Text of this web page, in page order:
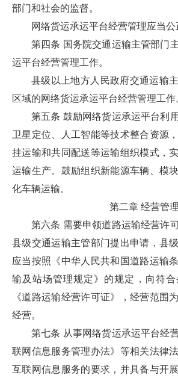
部门和社会的监督。
网络货运承运平台经营管理应当公
第四条 国务院交通运输主管部门
运平台经营管理工作。
县级以上地方人民政府交通运输
区域的网络货运承运平台经营管理工作
第五条 鼓励网络货运承运平台利
卫星定位、人工智能等技术整合资源
挂运输和共同配送等运输组织模式，
运输生产。鼓励组织新能源车辆、模
化车辆运输。
第二章 经营管理
第六条 需要申领道路运输经营许
县级交通运输主管部门提出申请，县
应当按照《中华人民共和国道路运输
输及站场管理规定》的规定，向符
《道路运输经营许可证》，经营范围
经营。
第七条 从事网络货运承运平台经
联网信息服务管理办法》等相关法律
互联网信息服务的要求，并具备与开